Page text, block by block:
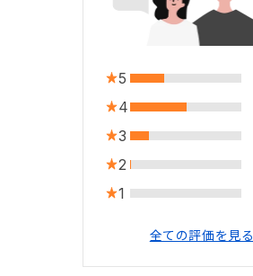
5
4
3
2
1
全ての評価を見る